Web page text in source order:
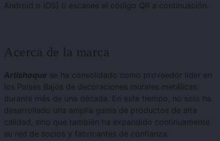
Android o iOS) o escanee el código QR a continuación.
Acerca de la marca
Artishoque se ha consolidado como proveedor líder en
los Países Bajos de decoraciones murales metálicas
durante más de una década. En este tiempo, no solo ha
desarrollado una amplia gama de productos de alta
calidad, sino que también ha expandido continuamente
su red de socios y fabricantes de confianza.